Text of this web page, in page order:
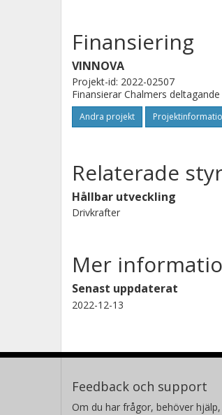
Finansiering
VINNOVA
Projekt-id: 2022-02507
Finansierar Chalmers
Andra projekt
Relaterade
Hållbar utveckling
Drivkrafter
Mer
Senast uppdaterat
2022-12-13
Feedback och support
Om du har frågor, behöver